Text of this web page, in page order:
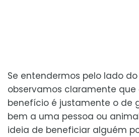
Se entendermos pelo lado do
observamos claramente
benefício é justamente o de
bem a uma pessoa ou
ideia de beneficiar alguém